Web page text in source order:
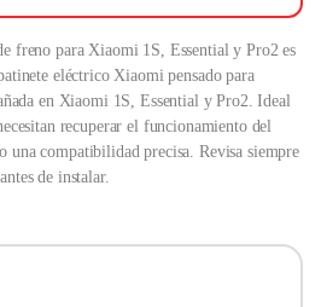
freno para Xiaomi 1S, Essential y Pro2 es
eléctrico Xiaomi pensado para
en Xiaomi 1S, Essential y Pro2. Ideal
recuperar el funcionamiento del
una compatibilidad precisa. Revisa siempre
de instalar.